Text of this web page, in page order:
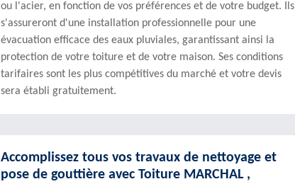
ou l'acier, en fonction de vos préférences et de votre budget. Ils
s'assureront d'une installation professionnelle pour une
évacuation efficace des eaux pluviales, garantissant ainsi la
protection de votre toiture et de votre maison. Ses conditions
tarifaires sont les plus compétitives du marché et votre devis
sera établi gratuitement.
Accomplissez tous vos travaux de nettoyage et
pose de gouttière avec Toiture MARCHAL ,